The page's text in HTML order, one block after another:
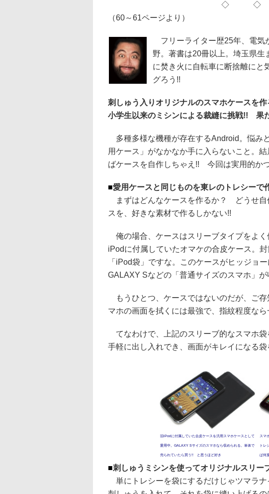
◇ ◇
（60～61ページより）
フリーライター歴25年、電気
野。著書は20冊以上。埼玉県生
に焚き火に自転車に断捨離にと
グろう!!
刺しゅう入りオリジナルのスマホケースを作
小学生以来のミシンによる裁縫に挑戦!! 果
多種多様な機種が存在するAndroid。悩み
用ケース」がなかなか手に入らないこと。
ばケースを自作しちゃえ!! 今回は実用的か
■愛用ケースと同じものを東レのトレシーで
まずはどんなケースを作るか？ どうせ自
スを、好きな素材で作るしかない!!
俺の場合、ケースはスリーブタイプをよ
iPodに付属していたオマケの合皮ケース。
「iPod袋」ですな。このケースがヒッジョ
GALAXY Sなどの「普通サイズのスマホ」が
もうひとつ、ケースではないのだが、ご
マホの画面を拭くには最強で、指紋程度なら
てなわけで、上記のスリーブ的なスマホ袋
手軽に出し入れでき、画面がキレイになる袋
旧iPodに付属していた合皮ケースを汎用スマホケースとして
愛用中。GALAXY Sサイズのスマホなら収められる。単体で
売られていたら買う!! と思うほど好き
スマ
トレ
ば何
■刺しゅうミシンを使ってオリジナルスリー
単にトレシーを袋にするだけじゃツマラ